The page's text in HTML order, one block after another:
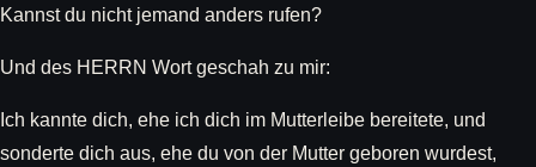
Kannst du nicht jemand anders rufen?
Und des HERRN Wort geschah zu mir:
Ich kannte dich, ehe ich dich im Mutterleibe bereitete, und
sonderte dich aus, ehe du von der Mutter geboren wurdest,